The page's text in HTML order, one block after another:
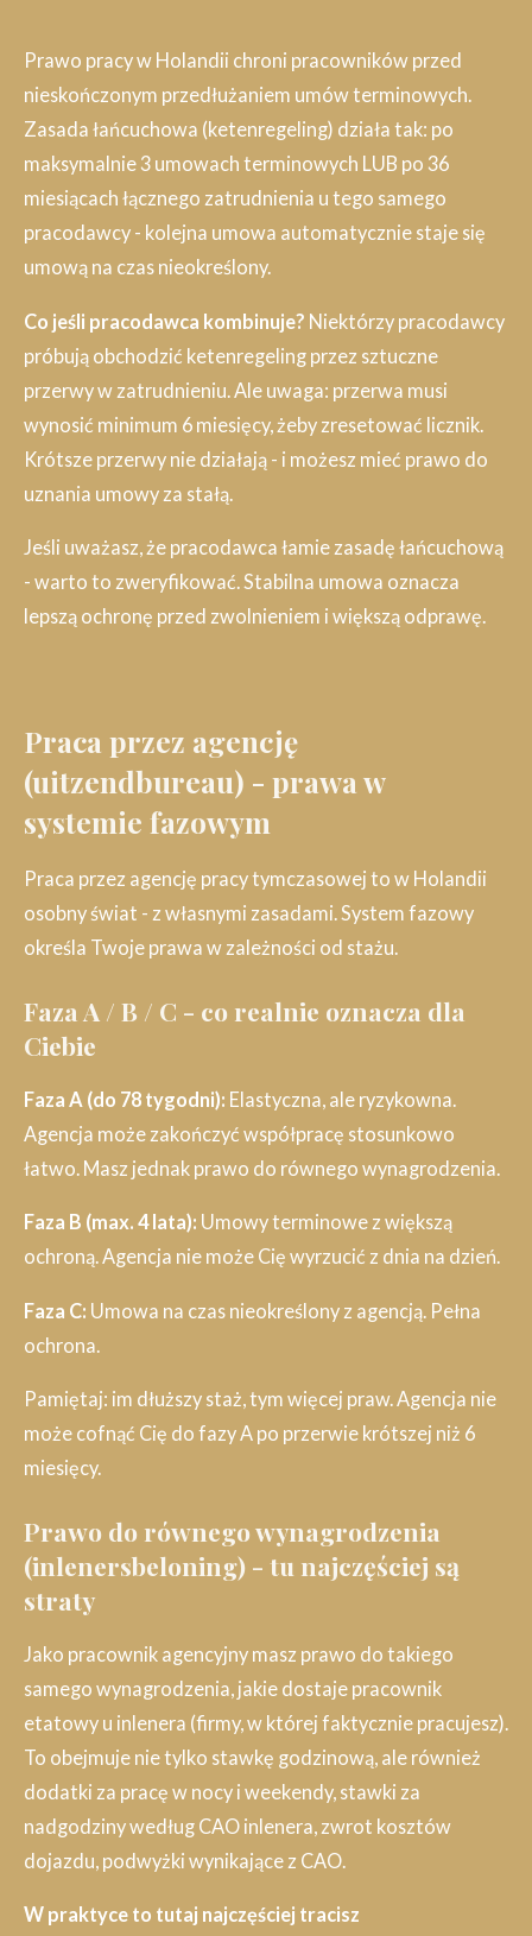
Prawo pracy w Holandii chroni pracowników przed
nieskończonym przedłużaniem umów terminowych.
Zasada łańcuchowa (ketenregeling) działa tak: po
maksymalnie 3 umowach terminowych LUB po 36
miesiącach łącznego zatrudnienia u tego samego
pracodawcy - kolejna umowa automatycznie staje się
umową na czas nieokreślony.
Co jeśli pracodawca kombinuje? Niektórzy pracodawcy
próbują obchodzić ketenregeling przez sztuczne
przerwy w zatrudnieniu. Ale uwaga: przerwa musi
wynosić minimum 6 miesięcy, żeby zresetować licznik.
Krótsze przerwy nie działają - i możesz mieć prawo do
uznania umowy za stałą.
Jeśli uważasz, że pracodawca łamie zasadę łańcuchową
- warto to zweryfikować. Stabilna umowa oznacza
lepszą ochronę przed zwolnieniem i większą odprawę.
Praca przez agencję
(uitzendbureau) - prawa w
systemie fazowym
Praca przez agencję pracy tymczasowej to w Holandii
osobny świat - z własnymi zasadami. System fazowy
określa Twoje prawa w zależności od stażu.
Faza A / B / C - co realnie oznacza dla
Ciebie
Faza A (do 78 tygodni): Elastyczna, ale ryzykowna.
Agencja może zakończyć współpracę stosunkowo
łatwo. Masz jednak prawo do równego wynagrodzenia.
Faza B (max. 4 lata): Umowy terminowe z większą
ochroną. Agencja nie może Cię wyrzucić z dnia na dzień.
Faza C: Umowa na czas nieokreślony z agencją. Pełna
ochrona.
Pamiętaj: im dłuższy staż, tym więcej praw. Agencja nie
może cofnąć Cię do fazy A po przerwie krótszej niż 6
miesięcy.
Prawo do równego wynagrodzenia
(inlenersbeloning) - tu najczęściej są
straty
Jako pracownik agencyjny masz prawo do takiego
samego wynagrodzenia, jakie dostaje pracownik
etatowy u inlenera (firmy, w której faktycznie pracujesz).
To obejmuje nie tylko stawkę godzinową, ale również
dodatki za pracę w nocy i weekendy, stawki za
nadgodziny według CAO inlenera, zwrot kosztów
dojazdu, podwyżki wynikające z CAO.
W praktyce to tutaj najczęściej tracisz